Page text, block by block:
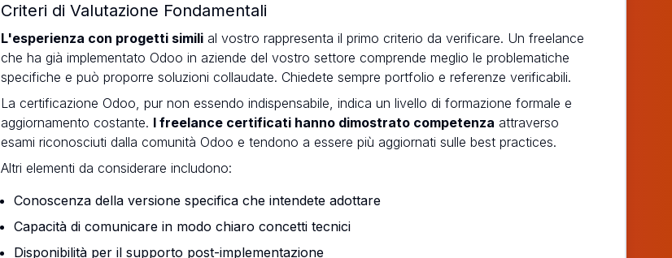
Criteri di Valutazione Fondamentali
L'esperienza con progetti simili al vostro rappresenta il primo criterio da verificare. Un freelance
che ha già implementato Odoo in aziende del vostro settore comprende meglio le problematiche
specifiche e può proporre soluzioni collaudate. Chiedete sempre portfolio e referenze verificabili.
La certificazione Odoo, pur non essendo indispensabile, indica un livello di formazione formale e
aggiornamento costante. I freelance certificati hanno dimostrato competenza attraverso
esami riconosciuti dalla comunità Odoo e tendono a essere più aggiornati sulle best practices.
Altri elementi da considerare includono:
Conoscenza della versione specifica che intendete adottare
Capacità di comunicare in modo chiaro concetti tecnici
Disponibilità per il supporto post-implementazione